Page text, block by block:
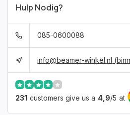
Hulp Nodig?
085-0600088
info@beamer-winkel.nl
231 customers give us a 4,9/5 at